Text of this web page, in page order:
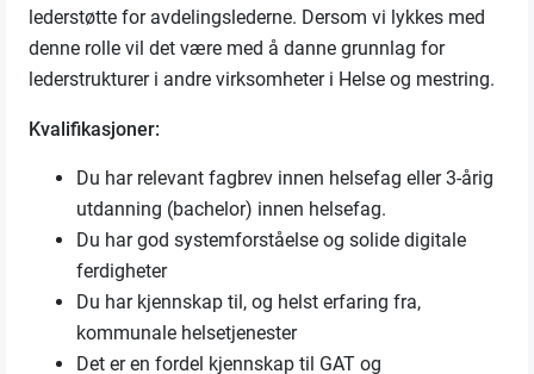
lederstøtte for avdelingslederne. Dersom vi lykkes med
denne rolle vil det være med å danne grunnlag for
lederstrukturer i andre virksomheter i Helse og mestring.
Kvalifikasjoner:
Du har relevant fagbrev innen helsefag eller 3-årig
utdanning (bachelor) innen helsefag.
Du har god systemforståelse og solide digitale
ferdigheter
Du har kjennskap til, og helst erfaring fra,
kommunale helsetjenester
Det er en fordel kjennskap til GAT og